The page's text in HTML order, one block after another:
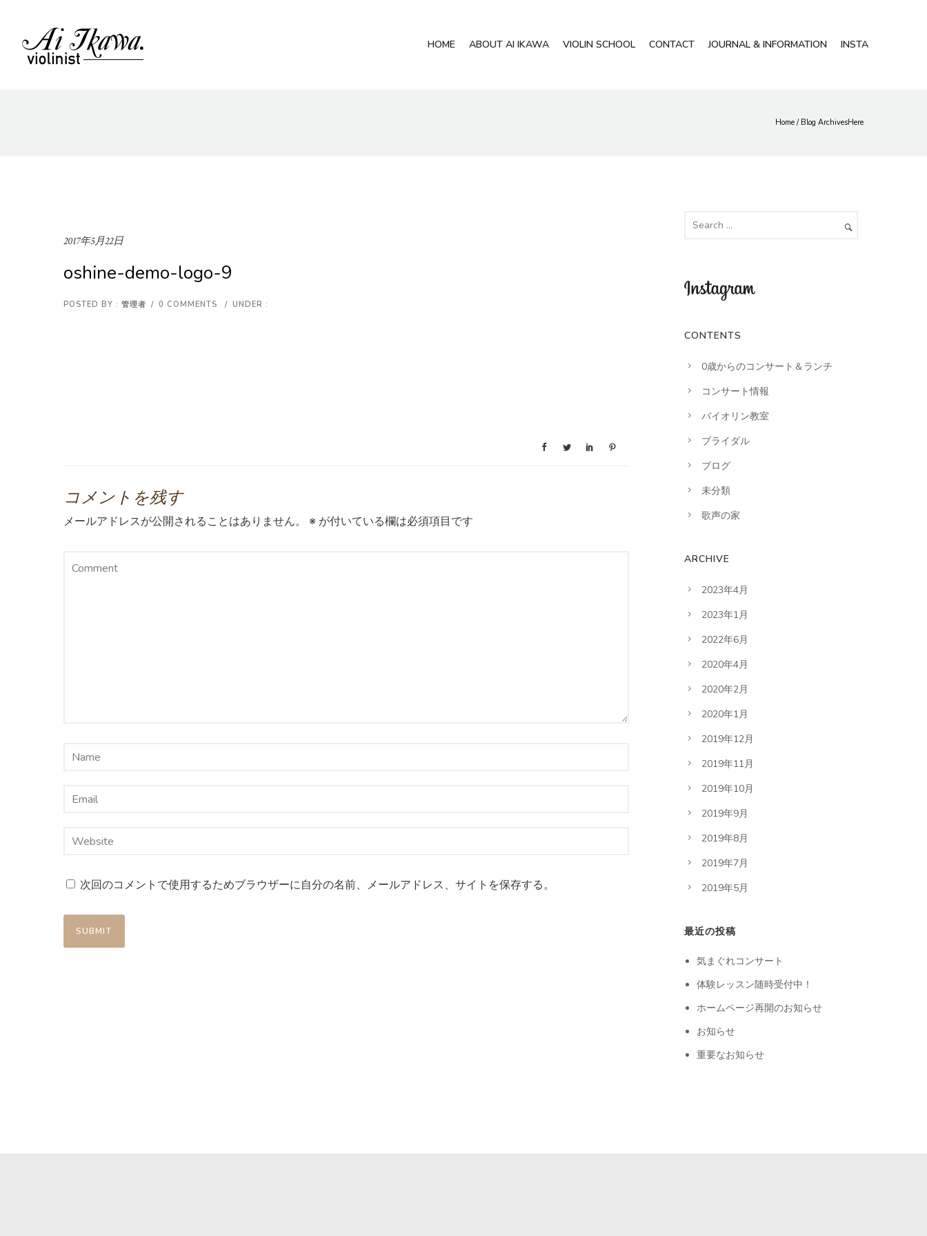
HOME ABOUT AI IKAWA VIOLIN SCHOOL CONTACT JOURNAL & INFORMATION INSTA
Home / Blog ArchivesHere
2017年5月22日
oshine-demo-logo-9
POSTED BY : 管理者 / 0 COMMENTS / UNDER :
コメントを残す
メールアドレスが公開されることはありません。 ※が付いている欄は必須項目です
次回のコメントで使用するためブラウザーに自分の名前、メールアドレス、サイトを保存する。
CONTENTS
0歳からのコンサート＆ランチ
コンサート情報
バイオリン教室
ブライダル
ブログ
未分類
歌声の家
ARCHIVE
2023年4月
2023年1月
2022年6月
2020年4月
2020年2月
2020年1月
2019年12月
2019年11月
2019年10月
2019年9月
2019年8月
2019年7月
2019年5月
最近の投稿
気まぐれコンサート
体験レッスン随時受付中！
ホームページ再開のお知らせ
お知らせ
重要なお知らせ